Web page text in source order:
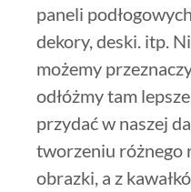
paneli
dekory, deski. itp.
możemy
odłóżmy tam
przydać w naszej
tworzeniu różnego
obrazki, a z